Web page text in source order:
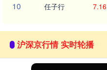
10 任子行 7.16
沪深京行情 实时轮播